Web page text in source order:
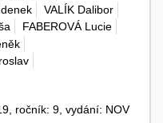
VALÍK Dalibor
FABEROVÁ Lucie
ročník: 9, vydání: NOV